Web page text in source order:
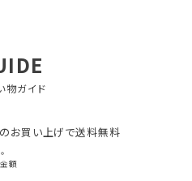
物ガイド
お買い上げで送料無料
額